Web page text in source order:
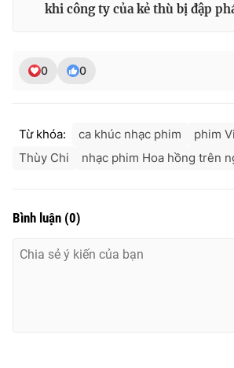
khi công ty của kẻ thù bị đập
0 0
Từ khóa: ca khúc nhạc phim
phim
Thùy Chi
nhạc phim Hoa hồng trên
Bình luận (0)